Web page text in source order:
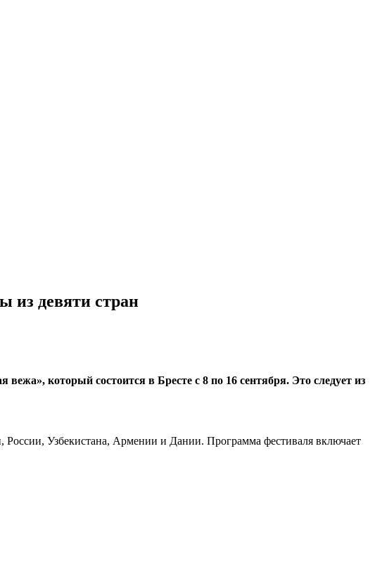
из девяти стран
который состоится в Бресте с 8 по 16 сентября. Это следует из
России, Узбекистана, Армении и Дании. Программа фестиваля включает